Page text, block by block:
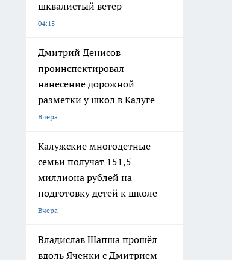
шквалистый ветер
04:15
Дмитрий Денисов
проинспектировал
нанесение дорожной
разметки у школ в Калуге
Вчера
Калужские многодетные
семьи получат 151,5
миллиона рублей на
подготовку детей к школе
Вчера
Владислав Шапша прошёл
вдоль Яченки с Дмитрием